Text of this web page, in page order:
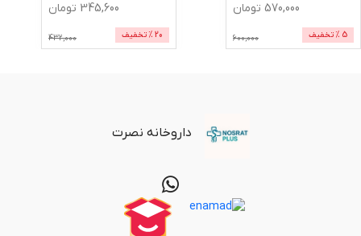
570,000 تومان
5 % تخفیف 600,000
345,600 تومان
20 % تخفیف 432,000
داروخانه نصرت